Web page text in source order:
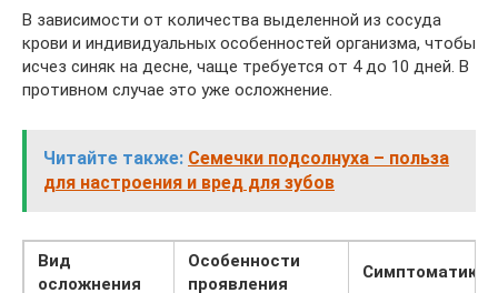
В зависимости от количества выделенной из сосуда
крови и индивидуальных особенностей организма, чтобы
исчез синяк на десне, чаще требуется от 4 до 10 дней. В
противном случае это уже осложнение.
Читайте также: Семечки подсолнуха – польза
для настроения и вред для зубов
Вид
осложнения
Особенности
проявления
Симптоматика